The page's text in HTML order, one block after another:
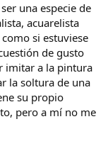
una especie de
acuarelista
si estuviese
de gusto
imitar a la pintura
la soltura de una
su propio
pero a mí no me